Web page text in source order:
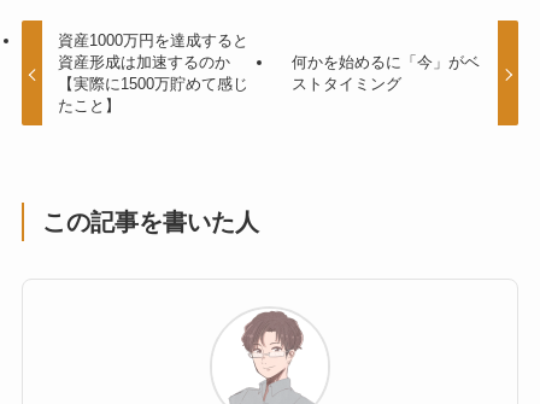
資産1000万円を達成すると
資産形成は加速するのか
【実際に1500万貯めて感じ
たこと】
何かを始めるに「今」がベ
ストタイミング
この記事を書いた人